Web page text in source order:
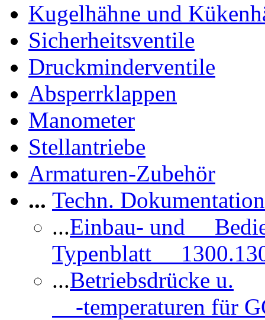
Kugelhähne und
Sicherheitsventile
Druckminderventile
Absperrklappen
Manometer
Stellantriebe
Armaturen-Zubehör
... Techn.
...Einbau- und
Typenblatt
...Betriebsdrücke u.
-temperaturen für